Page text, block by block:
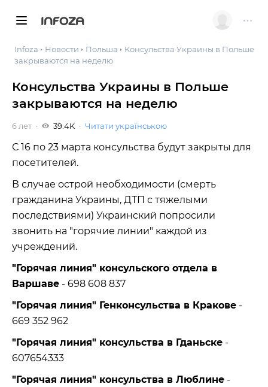
INFOZA
Infoza Новости Польша
Консульства Украины в Польше
закрываются на неделю
Консульства Украины в Польше
закрываются на неделю
6 лет 39.4K Читати українською
С 16 по 23 марта консульства будут закрыты для
посетителей.
В случае острой необходимости (смерть
гражданина Украины, ДТП с тяжелыми
последствиями) Украинский попросили
звонить на "горячие линии" каждой из
учреждений.
"Горячая линия" консульского отдела в
Варшаве - 698 608 837
"Горячая линия" Генконсульства в Кракове -
669 352 962
"Горячая линия" консульства в Гданьске -
607654333
"Горячая линия" консульства в Люблине -